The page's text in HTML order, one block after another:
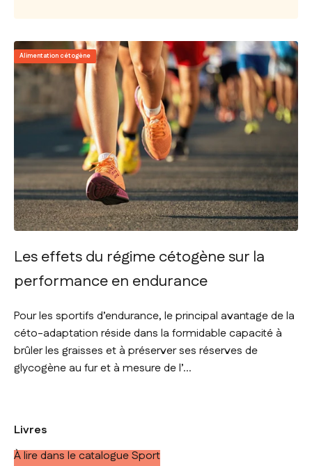
Alimentation cétogène
Les effets du régime cétogène sur la
performance en endurance
Pour les sportifs d’endurance, le principal avantage de la
céto-adaptation réside dans la formidable capacité à
brûler les graisses et à préserver ses réserves de
glycogène au fur et à mesure de l’...
Livres
À lire dans le catalogue Sport